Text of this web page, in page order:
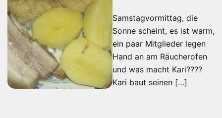
Samstagvormittag, die
Sonne scheint, es ist warm,
ein paar Mitglieder legen
Hand an am Räucherofen
und was macht Kari????
Kari baut seinen […]